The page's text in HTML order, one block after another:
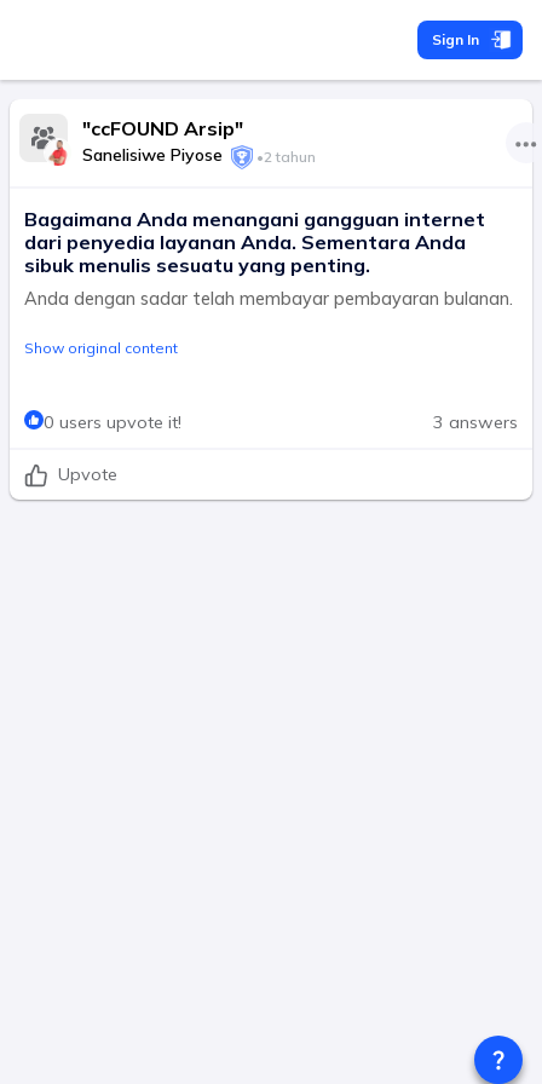
Sign In
"ccFOUND Arsip"
Sanelisiwe Piyose •2 tahun
Bagaimana Anda menangani gangguan internet
dari penyedia layanan Anda. Sementara Anda
sibuk menulis sesuatu yang penting.
Anda dengan sadar telah membayar pembayaran bulanan.
Show original content
0 users upvote it! 3 answers
Upvote